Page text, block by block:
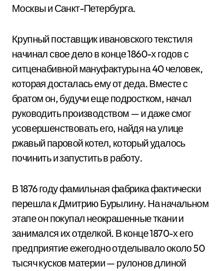
Москвы и Санкт-Петербурга.
Крупный поставщик ивановского текстиля
начинал свое дело в конце 1860-х годов с
ситценабивной мануфактуры на 40 человек,
которая досталась ему от деда. Вместе с
братом он, будучи еще подростком, начал
руководить производством — и даже смог
усовершенствовать его, найдя на улице
ржавый паровой котел, который удалось
починить и запустить в работу.
В 1876 году фамильная фабрика фактически
перешла к Дмитрию Бурылину. На начальном
этапе он покупал неокрашенные ткани и
занимался их отделкой. В конце 1870-х его
предприятие ежегодно отделывало около 50
тысяч кусков материи — рулонов длиной